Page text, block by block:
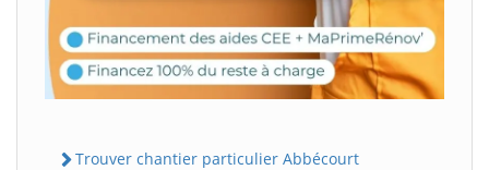
Trouver chantier particulier Abbécourt